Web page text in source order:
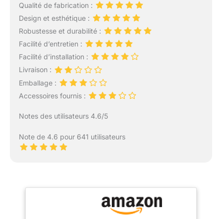
Qualité de fabrication :
Design et esthétique :
Robustesse et durabilité :
Facilité d’entretien :
Facilité d’installation :
Livraison :
Emballage :
Accessoires fournis :
Notes des utilisateurs 4.6/5
Note de 4.6 pour 641 utilisateurs